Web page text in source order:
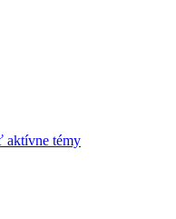
aktívne témy